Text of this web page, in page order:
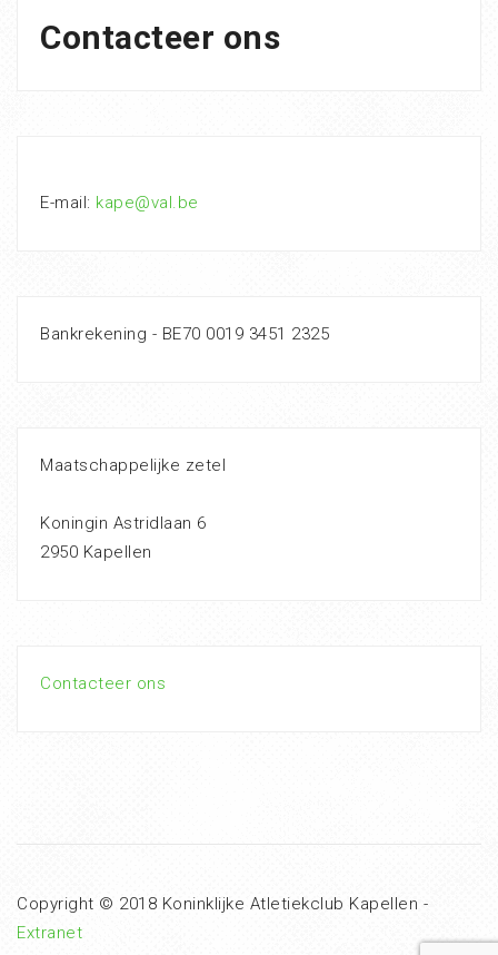
Contacteer ons
E-mail: kape@val.be
Bankrekening - BE70 0019 3451 2325
Maatschappelijke zetel
Koningin Astridlaan 6
2950 Kapellen
Contacteer ons
Copyright © 2018 Koninklijke Atletiekclub Kapellen -
Extranet